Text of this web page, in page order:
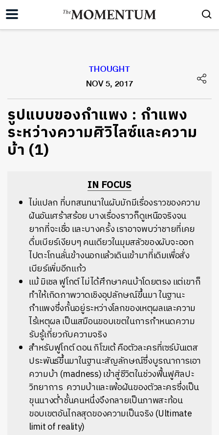
THOUGHT
NOV 5, 2017
​รูปแบบของกำแพง : กำแพง
ระหว่างความศิวิไลซ์และความ
บ้า (1)
IN FOCUS
ไม่แปลก ที่บทสนทนาในผับมักมีเรื่องราวของความ
ฝันอันเศร้าสร้อย บางเรื่องราวก็ดูเหนือจริงจน
ยากที่จะเชื่อ และบางครั้ง เราอาจพบว่าชายที่เคย
ดื่มเบียร์เงียบๆ คนเดียวในมุมสลัวของผับจะออก
ไปตะโกนลั่นข้างนอกแล้วเดินเข้ามาที่เดิมเพื่อสั่ง
เบียร์เพิ่มอีกแก้ว
แม้ มิเชล ฟูโกต์ ไม่ได้ศึกษาคนบ้าโดยตรง แต่เขาก็
ทำให้เกิดภาพวาดเชิงอุปลักษณ์ขึ้นมา ในฐานะ
กำแพงซึ่งกั้นอยู่ระหว่างโลกของเหตุผลและความ
ไร้เหตุผล เป็นเสมือนขอบเขตในการกำหนดความ
รับรู้เกี่ยวกับความจริง
สำหรับฟูโกต์ ดอน กิโฆเต้ คือตัวละครที่เซร์บันเตส
ประพันธ์ขึ้นมาในฐานะสัญลักษณ์ซึ่งบูรณาการเอา
ความบ้า (madness) เข้าสู่ชีวิตในช่วงฟื้นฟูศิลปะ
วิทยาการ ความบ้าและเพ้อฝันของตัวละครซึ่งเป็น
ขุนนางต่ำชั้นคนหนึ่งจึงกลายเป็นภาพสะท้อน
ขอบเขตอันไกลสุดของความเป็นจริง (Ultimate
limit of reality)